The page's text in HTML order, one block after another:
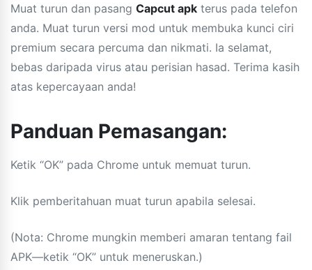
Muat turun dan pasang Capcut apk terus pada telefon
anda. Muat turun versi mod untuk membuka kunci ciri
premium secara percuma dan nikmati. Ia selamat,
bebas daripada virus atau perisian hasad. Terima kasih
atas kepercayaan anda!
Panduan Pemasangan:
Ketik “OK” pada Chrome untuk memuat turun.
Klik pemberitahuan muat turun apabila selesai.
(Nota: Chrome mungkin memberi amaran tentang fail
APK—ketik “OK” untuk meneruskan.)